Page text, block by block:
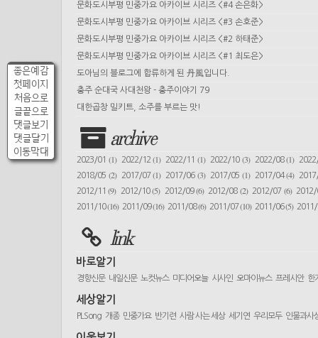
좋은예감
첫페이지
처음으로
글끝으로
댓글보기
댓글달기
이동막대
문화도시부평 민중가요 아카이브 시리즈 <#4 손은화>
문화도시부평 민중가요 아카이브 시리즈 <#3 손호준>
문화도시부평 민중가요 아카이브 시리즈 <#2 하태준>
문화도시부평 민중가요 아카이브 시리즈 <#1 최도은>
도아님의 블로그에 합류하게 된 丹風입니다.
충주 순대국 사대천왕 - 충주이야기 79
대한곱창 밀키트, 소주를 부르는 맛!
archive
2023/01 (1) 2022/12(1) 2022/11(1) 2022/10 (3) 2022/08(1)
2018/05 (2) 2017/07(1) 2017/06(3) 2017/05 (1) 2017/04(4)
2012/11(9) 2012/10(5) 2012/09(6) 2012/08 (2) 2012/07 (6)
2011/10(16) 2011/09(16) 2011/08(6) 2011/07(10) 2011/06(5)
link
바로알기
경향신문 내일신문 노컷뉴스 미디어오늘 시사인 오마이뉴스 프레시안 한
세상알기
PLSong 개종 민중가요 반기련 사람 사는 세상 세기연 우리모두 인물과사